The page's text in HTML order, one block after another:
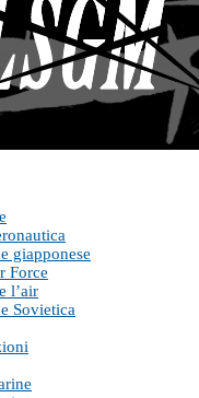
giapponese
Force
l’air
Sovietica